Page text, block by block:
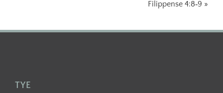
Filippense 4:8‐9 »
TYE